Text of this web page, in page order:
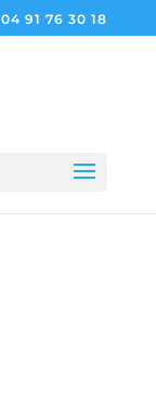
04 91 76 30 18